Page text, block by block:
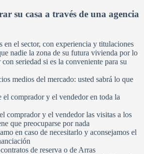
su casa a través de una agencia
en el sector, con experiencia y titulaciones
nadie la zona de su futura vivienda por lo
seriedad si es la conveniente para su
medios del mercado: usted sabrá lo que
el comprador y el vendedor en toda la
comprador y el vendedor las visitas a los
que preocuparse por nada
en caso de necesitarlo y aconsejamos el
de reserva o de Arras